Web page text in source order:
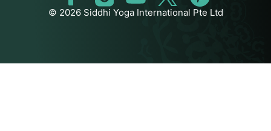
© 2026 Siddhi Yoga International Pte Ltd